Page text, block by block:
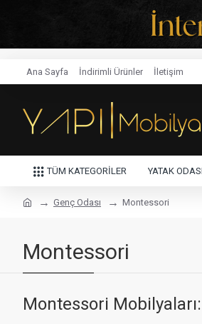
Ana Sayfa İndirimli Ürünler İletişim
TÜM KATEGORİLER YATAK ODASI
Genç Odası Montessori
Montessori
Montessori